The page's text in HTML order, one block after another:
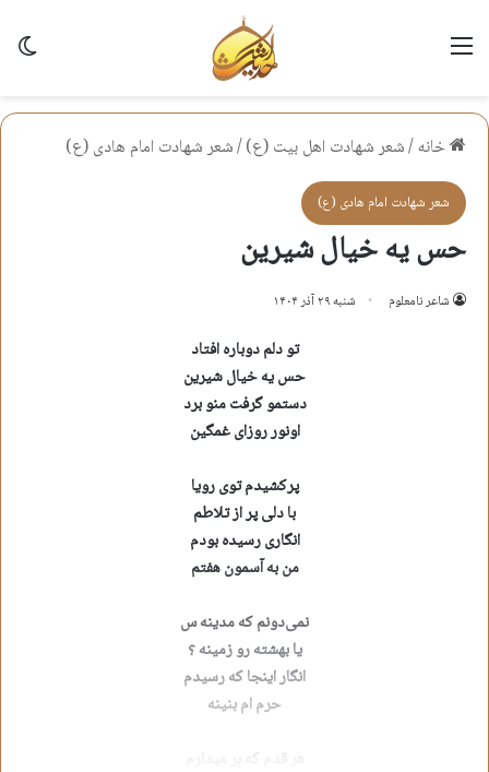
منو
خانه/شعر شهادت اهل بيت (ع)/شعر شهادت امام هادی (ع)
شعر شهادت امام هادی (ع)
حس یه خیال شیرین
شاعر نامعلوم شنبه ۲۹ آذر ۱۴۰۴
تو دلم دوباره افتاد
حس یه خیال شیرین
دستمو گرفت منو برد
اونور روزای غمگین
پرکشیدم توی رویا
با دلی پر از تلاطم
انگاری رسیده بودم
من به آسمون هفتم
نمی‌دونم که مدینه س
یا بهشته رو زمینه ؟
انگار اینجا که رسیدم
حرم ام بنینه